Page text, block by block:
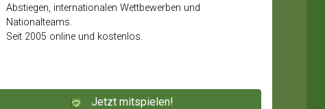
Abstiegen, internationalen Wettbewerben und
Nationalteams.
Seit 2005 online und kostenlos.
Jetzt mitspielen!